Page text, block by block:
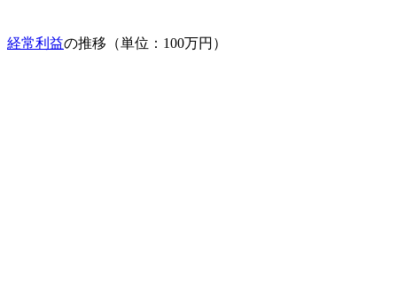
経常利益の推移（単位：100万円）